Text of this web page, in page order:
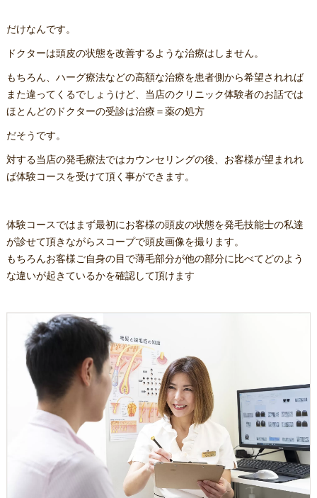
だけなんです。
ドクターは頭皮の状態を改善するような治療はしません。
もちろん、ハーグ療法などの高額な治療を患者側から希望されれば
また違ってくるでしょうけど、当店のクリニック体験者のお話では
ほとんどのドクターの受診は治療＝薬の処方
だそうです。
対する当店の発毛療法ではカウンセリングの後、お客様が望まれれ
ば体験コースを受けて頂く事ができます。
体験コースではまず最初にお客様の頭皮の状態を発毛技能士の私達
が診せて頂きながらスコープで頭皮画像を撮ります。
もちろんお客様ご自身の目で薄毛部分が他の部分に比べてどのよう
な違いが起きているかを確認して頂けます